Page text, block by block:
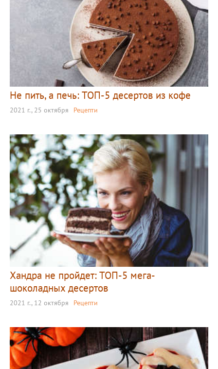
Не пить, а печь: ТОП-5 десертов из кофе
2021 г., 25 октября Рецепти
Хандра не пройдет: ТОП-5 мега-
шоколадных десертов
2021 г., 12 октября Рецепти